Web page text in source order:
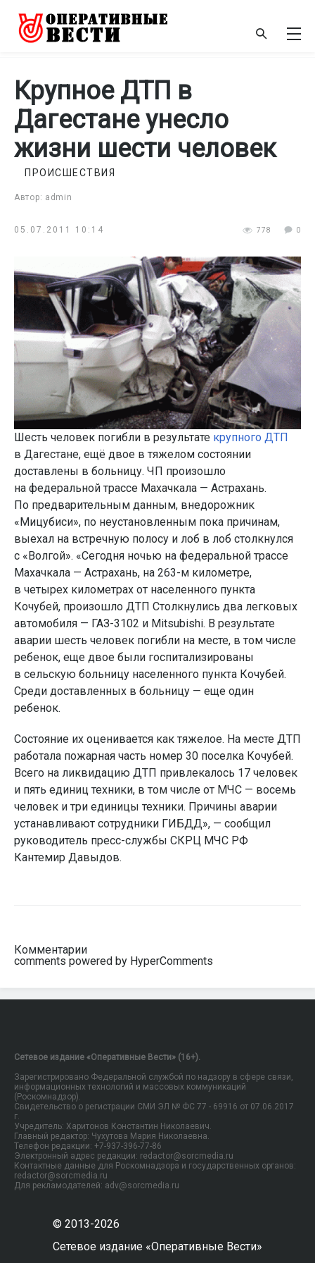
Крупное ДТП в
Дагестане унесло
жизни шести человек
Автор: admin
ПРОИСШЕСТВИЯ
05.07.2011 10:14 778 0
Шесть человек погибли в результате крупного ДТП
в Дагестане, ещё двое в тяжелом состоянии
доставлены в больницу. ЧП произошло
на федеральной трассе Махачкала — Астрахань.
По предварительным данным, внедорожник
«Мицубиси», по неустановленным пока причинам,
выехал на встречную полосу и лоб в лоб столкнулся
с «Волгой». «Сегодня ночью на федеральной трассе
Махачкала — Астрахань, на 263-м километре,
в четырех километрах от населенного пункта
Кочубей, произошло ДТП Столкнулись два легковых
автомобиля — ГАЗ-3102 и Mitsubishi. В результате
аварии шесть человек погибли на месте, в том числе
ребенок, еще двое были госпитализированы
в сельскую больницу населенного пункта Кочубей.
Среди доставленных в больницу — еще один
ребенок.
Состояние их оценивается как тяжелое. На месте ДТП
работала пожарная часть номер 30 поселка Кочубей.
Всего на ликвидацию ДТП привлекалось 17 человек
и пять единиц техники, в том числе от МЧС — восемь
человек и три единицы техники. Причины аварии
устанавливают сотрудники ГИБДД», — сообщил
руководитель пресс-службы СКРЦ МЧС РФ
Кантемир Давыдов.
Комментарии
comments powered by HyperComments
Сетевое издание «Оперативные Вести» (16+).
Зарегистрировано Федеральной службой по надзору в сфере связи,
информационных технологий и массовых коммуникаций
(Роскомнадзор).
Свидетельство о регистрации СМИ ЭЛ № ФС 77 - 69916 от 07.06.2017
г.
Учредитель: Харитонов Константин Николаевич.
Главный редактор: Чухутова Мария Николаевна.
Телефон редакции: +7-937-396-77-86
Электронный адрес редакции: redactor@sorcmedia.ru
Контактные данные для Роскомнадзора и государственных органов:
redactor@sorcmedia.ru
Для рекламодателей: adv@sorcmedia.ru
© 2013-2026
Сетевое издание «Оперативные Вести»